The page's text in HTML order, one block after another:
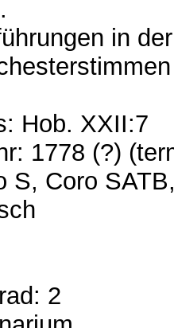
in
Hob. XXII:7
1778 (?)
S, Coro
2